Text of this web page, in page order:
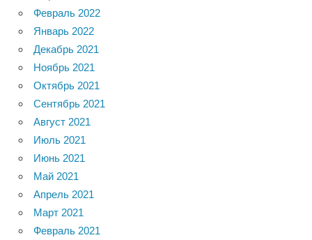
Февраль 2022
Январь 2022
Декабрь 2021
Ноябрь 2021
Октябрь 2021
Сентябрь 2021
Август 2021
Июль 2021
Июнь 2021
Май 2021
Апрель 2021
Март 2021
Февраль 2021